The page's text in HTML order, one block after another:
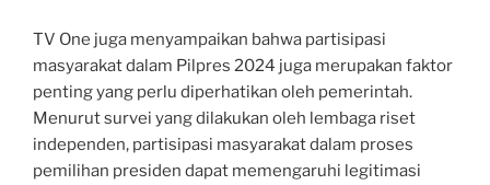
TV One juga menyampaikan bahwa partisipasi
masyarakat dalam Pilpres 2024 juga merupakan faktor
penting yang perlu diperhatikan oleh pemerintah.
Menurut survei yang dilakukan oleh lembaga riset
independen, partisipasi masyarakat dalam proses
pemilihan presiden dapat memengaruhi legitimasi